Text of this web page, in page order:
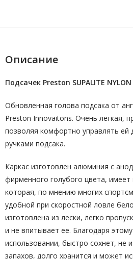
Описание
Подсачек Preston SUPALITE
Обновленная голова подсака от
Preston Innovaitons. Очень легкая,
позволяя комфортно управлять
ручками подсака.
Каркас изготовлен алюминия с
фирменного голубого цвета,
которая, по мнению многих
удобной при скоростной ловле
изготовлена из лески, легко
и не впитывает ее. Благодаря
использовании, быстро сохнет, не
запахов, долго хранится и может